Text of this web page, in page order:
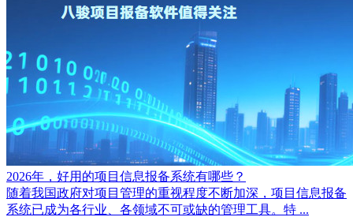
2026年，好用的项目信息报备系统有哪些？
随着我国政府对项目管理的重视程度不断加深，项目信息报备
系统已成为各行业、各领域不可或缺的管理工具。特 ...